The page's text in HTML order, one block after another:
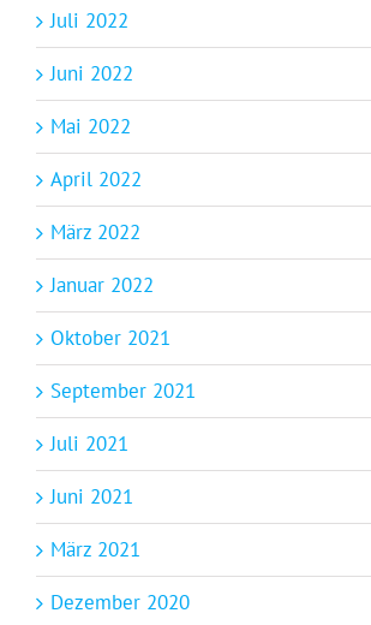
Juli 2022
Juni 2022
Mai 2022
April 2022
März 2022
Januar 2022
Oktober 2021
September 2021
Juli 2021
Juni 2021
März 2021
Dezember 2020